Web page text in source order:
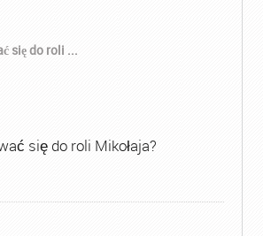
się do roli ...
się do roli Mikołaja?